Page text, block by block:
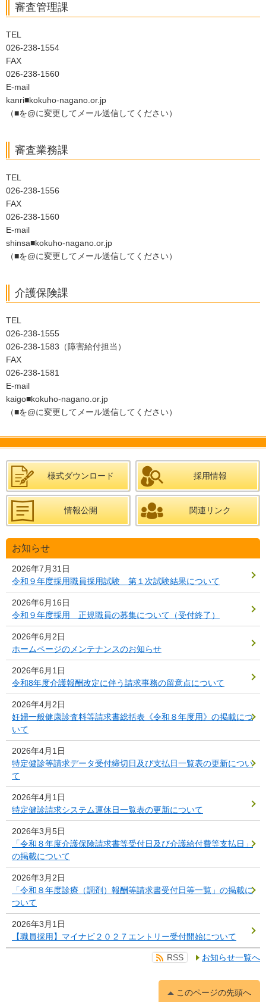
審査管理課
TEL
026-238-1554
FAX
026-238-1560
E-mail
kanri■kokuho-nagano.or.jp
（■を@に変更してメール送信してください）
審査業務課
TEL
026-238-1556
FAX
026-238-1560
E-mail
shinsa■kokuho-nagano.or.jp
（■を@に変更してメール送信してください）
介護保険課
TEL
026-238-1555
026-238-1583（障害給付担当）
FAX
026-238-1581
E-mail
kaigo■kokuho-nagano.or.jp
（■を@に変更してメール送信してください）
様式ダウンロード 採用情報
情報公開 関連リンク
お知らせ
2026年7月31日
令和９年度採用職員採用試験 第１次試験結果について
2026年6月16日
令和９年度採用 正規職員の募集について（受付終了）
2026年6月2日
ホームページのメンテナンスのお知らせ
2026年6月1日
令和8年度介護報酬改定に伴う請求事務の留意点について
2026年4月2日
妊婦一般健康診査料等請求書総括表《令和８年度用》の掲載につ
いて
2026年4月1日
特定健診等請求データ受付締切日及び支払日一覧表の更新につい
て
2026年4月1日
特定健診請求システム運休日一覧表の更新について
2026年3月5日
「令和８年度介護保険請求書等受付日及び介護給付費等支払日」
の掲載について
2026年3月2日
「令和８年度診療（調剤）報酬等請求書受付日等一覧」の掲載に
ついて
2026年3月1日
【職員採用】マイナビ２０２７エントリー受付開始について
RSS お知らせ一覧へ
このページの先頭へ